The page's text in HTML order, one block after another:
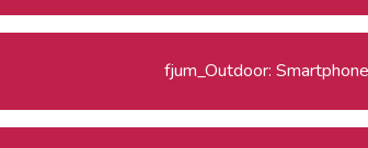
fjum_Outdoor: